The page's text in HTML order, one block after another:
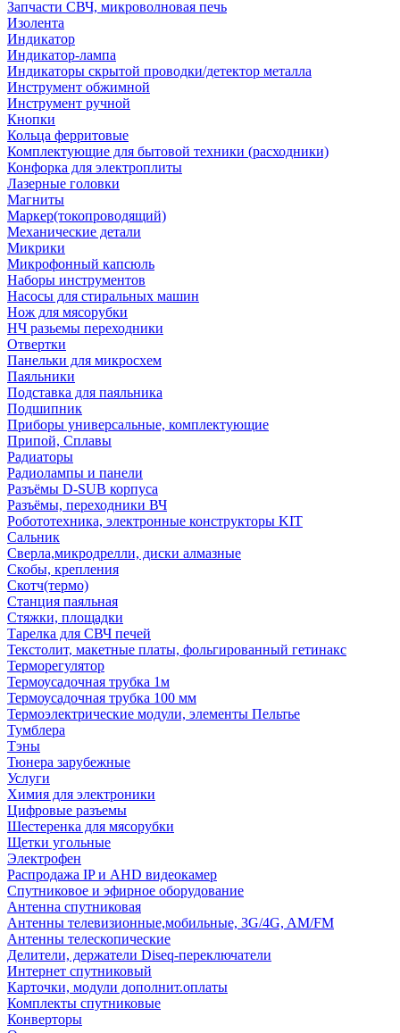
Запчасти СВЧ, микроволновая печь
Изолента
Индикатор
Индикатор-лампа
Индикаторы скрытой проводки/детектор металла
Инструмент обжимной
Инструмент ручной
Кнопки
Кольца ферритовые
Комплектующие для бытовой техники (расходники)
Конфорка для электроплиты
Лазерные головки
Магниты
Маркер(токопроводящий)
Механические детали
Микрики
Микрофонный капсюль
Наборы инструментов
Насосы для стиральных машин
Нож для мясорубки
НЧ разьемы переходники
Отвертки
Панельки для микросхем
Паяльники
Подставка для паяльника
Подшипник
Приборы универсальные, комплектующие
Припой, Сплавы
Радиаторы
Радиолампы и панели
Разъёмы D-SUB корпуса
Разъёмы, переходники ВЧ
Робототехника, электронные конструкторы KIT
Сальник
Сверла,микродрелли, диски алмазные
Скобы, крепления
Скотч(термо)
Станция паяльная
Стяжки, площадки
Тарелка для СВЧ печей
Текстолит, макетные платы, фольгированный гетинакс
Терморегулятор
Термоусадочная трубка 1м
Термоусадочная трубка 100 мм
Термоэлектрические модули, элементы Пельтье
Тумблера
Тэны
Тюнера зарубежные
Услуги
Химия для электроники
Цифровые разъемы
Шестеренка для мясорубки
Щетки угольные
Электрофен
Распродажа IP и AHD видеокамер
Спутниковое и эфирное оборудование
Антенна спутниковая
Антенны телевизионные,мобильные, 3G/4G, AM/FM
Антенны телескопические
Делители, держатели Diseq-переключатели
Интернет спутниковый
Карточки, модули дополнит.оплаты
Комплекты спутниковые
Конверторы